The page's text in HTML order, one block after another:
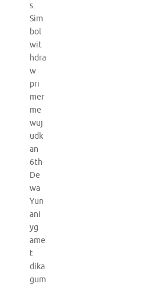
s.
Sim
bol
wit
hdra
w
pri
mer
me
wuj
udk
an
6th
De
wa
Yun
ani
yg
ame
t
dika
gum